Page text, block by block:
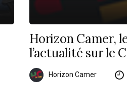
Horizon Camer,
l’actualité sur le
Horizon Camer